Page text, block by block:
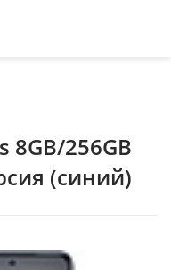
8GB/256GB
(синий)